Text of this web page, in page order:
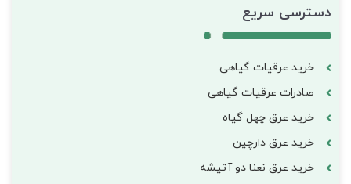
دسترسی سریع
خرید عرقیات گیاهی
صادرات عرقیات گیاهی
خرید عرق چهل گیاه
خرید عرق دارچین
خرید عرق نعنا دو آتیشه